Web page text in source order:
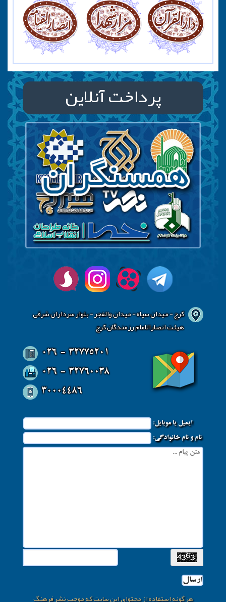
پرداخت آنلاین
کرج - میدان سپاه - میدان والفجر - بلوار سرداران شرقی
هیئت انصارالامام رزمندگان کرج
026 - 32775201
026 - 32760038
30004486
ایمیل یا موبایل:
نام و نام خانوادگی:
ارسال
هر گونه استفاده از محتوای این سایت که موجب نشر فرهنگ